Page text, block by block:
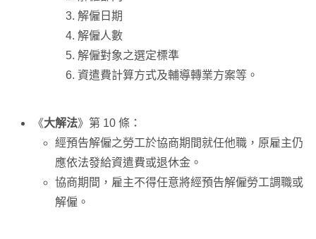
解僱日期
解僱人數
解僱對象之選定標準
資遣費計算方式及輔導轉業方案等。
《大解法》第 10 條：
經預告解僱之勞工於協商期間就任他職，原雇主仍
應依法發給資遣費或退休金。
協商期間，雇主不得任意將經預告解僱勞工調職或
解僱。